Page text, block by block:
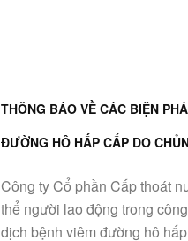
THÔNG BÁO VỀ CÁC BIỆN
ĐƯỜNG HÔ HẤP CẤP DO
Công ty Cổ phần Cấp thoát
thể người lao động trong
dịch bệnh viêm đường hô